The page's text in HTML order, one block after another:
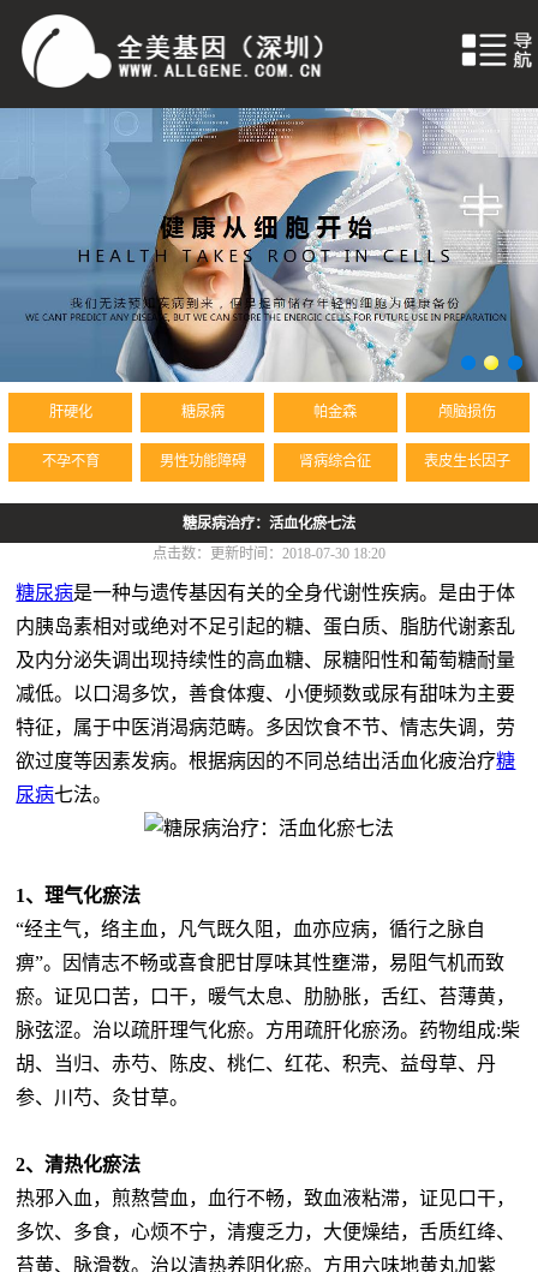
肝硬化 糖尿病 帕金森 颅脑损伤
不孕不育 男性功能障碍 肾病综合征 表皮生长因子
糖尿病治疗：活血化瘀七法
点击数：
更新时间：2018-07-30 18:20
糖尿病是一种与遗传基因有关的全身代谢性疾病。是由于体
内胰岛素相对或绝对不足引起的糖、蛋白质、脂肪代谢紊乱
及内分泌失调出现持续性的高血糖、尿糖阳性和葡萄糖耐量
减低。以口渴多饮，善食体瘦、小便频数或尿有甜味为主要
特征，属于中医消渴病范畴。多因饮食不节、情志失调，劳
欲过度等因素发病。根据病因的不同总结出活血化疲治疗糖
尿病七法。
1、理气化瘀法
“经主气，络主血，凡气既久阻，血亦应病，循行之脉自
痹”。因情志不畅或喜食肥甘厚味其性壅滞，易阻气机而致
瘀。证见口苦，口干，暖气太息、肋胁胀，舌红、苔薄黄，
脉弦涩。治以疏肝理气化瘀。方用疏肝化瘀汤。药物组成:柴
胡、当归、赤芍、陈皮、桃仁、红花、积壳、益母草、丹
参、川芍、灸甘草。
2、清热化瘀法
热邪入血，煎熬营血，血行不畅，致血液粘滞，证见口干，
多饮、多食，心烦不宁，清瘦乏力，大便燥结，舌质红绛、
苔黄、脉滑数。治以清热养阴化瘀。方用六味地黄丸加紫
干细胞应用
干细胞资讯
机构简介